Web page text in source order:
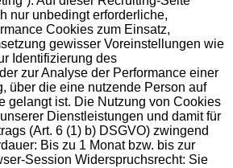
nur unbedingt erforderliche,
Cookies zum Einsatz,
gewisser Voreinstellungen wie
Identifizierung des
zur Analyse der Performance einer
über die eine nutzende Person auf
gelangt ist. Die Nutzung von Cookies
Dienstleistungen und damit für
(Art. 6 (1) b) DSGVO) zwingend
Bis zu 1 Monat bzw. bis zur
Session Widerspruchsrecht: Sie